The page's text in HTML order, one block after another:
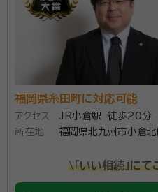
福岡県糸田町に対応可能
アクセス
JR小倉駅 徒歩20分
所在地
福岡県北九州市小倉
\「いい相続」に